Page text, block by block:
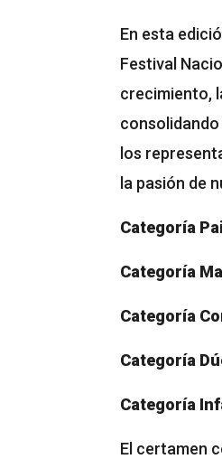
En esta
Festival
crecimiento,
los
la pasión de
Categoría
Categoría
Categoría
Categoría
Categoría
El certamen